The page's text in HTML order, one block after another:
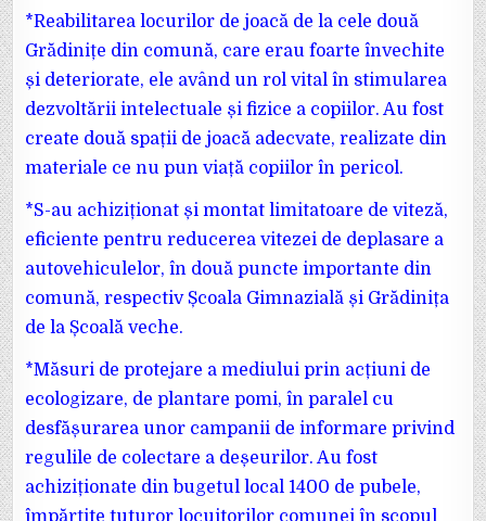
*Reabilitarea locurilor de joacă de la cele două
Grădinițe din comună, care erau foarte învechite
și deteriorate, ele având un rol vital în stimularea
dezvoltării intelectuale și fizice a copiilor. Au fost
create două spații de joacă adecvate, realizate din
materiale ce nu pun viață copiilor în pericol.
*S-au achiziționat și montat limitatoare de viteză,
eficiente pentru reducerea vitezei de deplasare a
autovehiculelor, în două puncte importante din
comună, respectiv Școala Gimnazială și Grădinița
de la Școală veche.
*Măsuri de protejare a mediului prin acțiuni de
ecologizare, de plantare pomi, în paralel cu
desfășurarea unor campanii de informare privind
regulile de colectare a deșeurilor. Au fost
achiziționate din bugetul local 1400 de pubele,
împărțite tuturor locuitorilor comunei în scopul